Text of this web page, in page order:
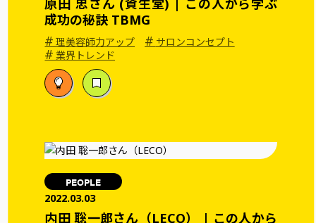
原田 忠さん (資生堂) | この人から学ぶ
成功の秘訣 TBMG
#理美容師力アップ # サロンコンセプト
#業界トレンド
PEOPLE
2022.03.03
内田 聡一郎さん（LECO） | この人から